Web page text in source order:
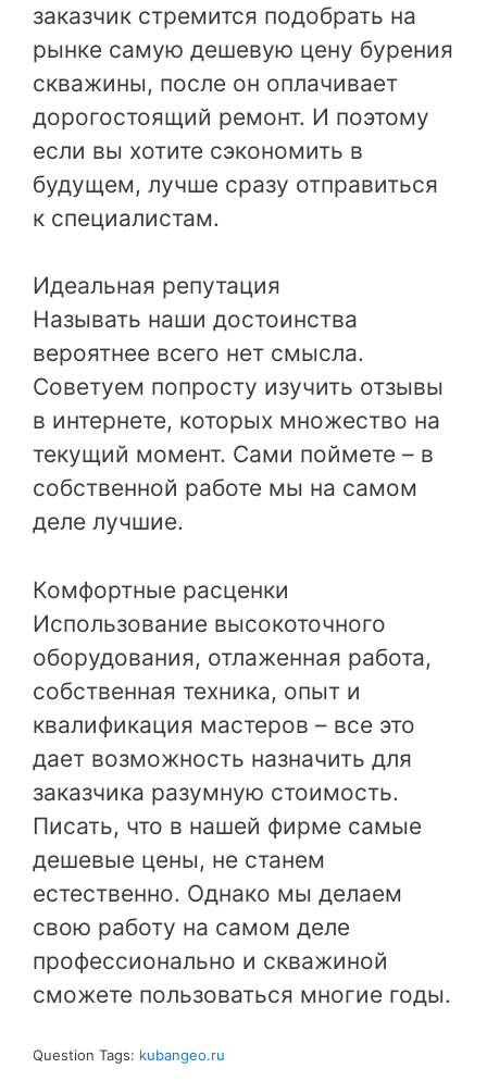
заказчик стремится подобрать на
рынке самую дешевую цену бурения
скважины, после он оплачивает
дорогостоящий ремонт. И поэтому
если вы хотите сэкономить в
будущем, лучше сразу отправиться
к специалистам.
Идеальная репутация
Называть наши достоинства
вероятнее всего нет смысла.
Советуем попросту изучить отзывы
в интернете, которых множество на
текущий момент. Сами поймете – в
собственной работе мы на самом
деле лучшие.
Комфортные расценки
Использование высокоточного
оборудования, отлаженная работа,
собственная техника, опыт и
квалификация мастеров – все это
дает возможность назначить для
заказчика разумную стоимость.
Писать, что в нашей фирме самые
дешевые цены, не станем
естественно. Однако мы делаем
свою работу на самом деле
профессионально и скважиной
сможете пользоваться многие годы.
Question Tags: kubangeo.ru